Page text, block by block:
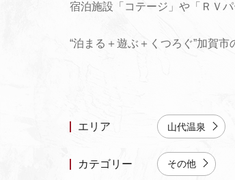
宿泊施設「コテージ」や「ＲＶパ
“泊まる＋遊ぶ＋くつろぐ”加賀
エリア 山代温泉
カテゴリー その他